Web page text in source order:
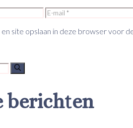
E-
mail
en site opslaan in deze browser voor
berichten